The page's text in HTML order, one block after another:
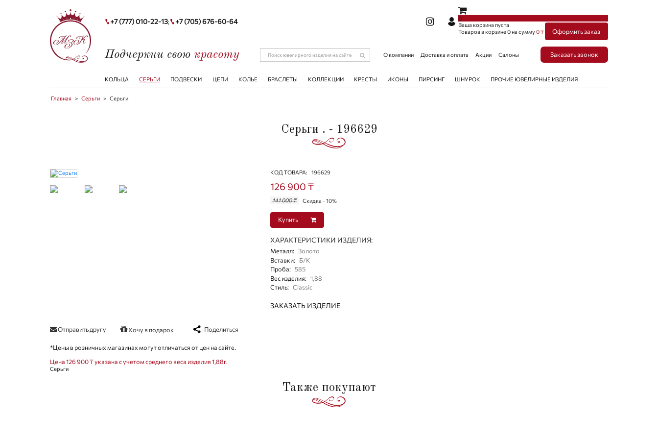
+7 (777) 010-22-13; +7 (705) 676-60-64
0
Ваша корзина пуста
Товаров в корзине0на сумму0 ₸ Оформить заказ
Подчеркни свою красоту О компании Доставка и оплата Акции Салоны Заказать звонок
КОЛЬЦА СЕРЬГИ ПОДВЕСКИ ЦЕПИ КОЛЬЕ БРАСЛЕТЫ КОЛЛЕКЦИИ КРЕСТЫ ИКОНЫ ПИРСИНГ ШНУРОК ПРОЧИЕ ЮВЕЛИРНЫЕ ИЗДЕЛИЯ
Главная > Серьги > Серьги
Серьги . - 196629
КОД ТОВАРА: 196629
126 900 ₸
141 000 ₸ Скидка - 10%
Купить
ХАРАКТЕРИСТИКИ ИЗДЕЛИЯ:
Металл: Золото
Вставки: Б/К
Проба: 585
Вес изделия: 1,88
Стиль: Classic
ЗАКАЗАТЬ ИЗДЕЛИЕ
Отправить другу Хочу в подарок Поделиться
*Цены в розничных магазинах могут отличаться от цен на сайте.
Цена 126 900 ₸ указана с учетом среднего веса изделия 1,88г.
Серьги
Также покупают